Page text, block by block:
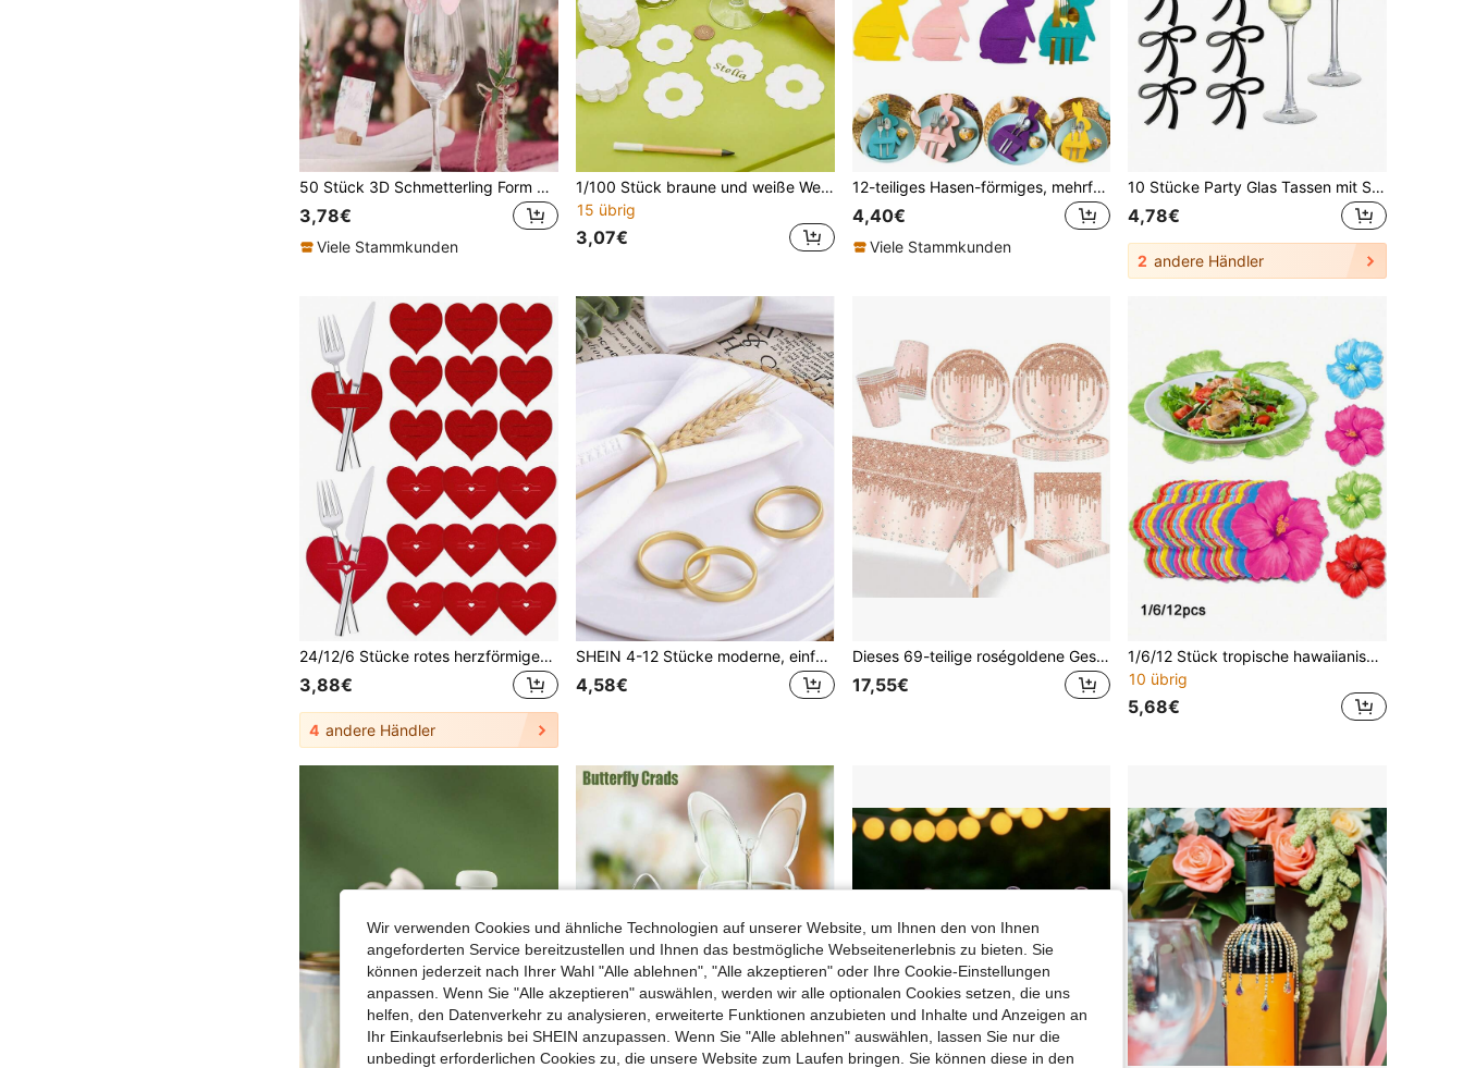
50 Stück 3D Schmetterling Form Platzkarten, Weinglas Form Platzkarten, Cut Out Schmetterling Hochzeit Sitzplatzkarten, perfekt für Hochzeiten, Abschlüsse, Geburtstage, Jahrestage - können als Wandaufkleber verwendet werden, um die Atmosphäre zu verbessern, Weihnachtsdekoration
3,78€
Viele Stammkunden
1/100 Stück braune und weiße Weinglas-Etiketten in Blumenform, Getränkemarker, geeignet für Geburtstagsfeier-Dekoration, Weinglas-Etiketten, Hochzeit, Feiertags-Tischdekoration
15 übrig
3,07€
12-teiliges Hasen-förmiges, mehrfarbiges Filz-Geschirr-Set, Osterhasen Geschirr Halter Tasche Platzset, Geschirr Halter, Ei Tisch Dekoration Zubehör, Tisch Dekoration Besteck Tasche Geschirr Tasche Feiertags Dekoration
4,40€
Viele Stammkunden
10 Stücke Party Glas Tassen mit Schleifen Dekor, schwarze Schleifen Getränke Etiketten, Acryl Schleifen Getränke Etiketten, schwarz & rosa Schleifen Getränke Etiketten, Schleifen Weinglas Anhänger, geeignet für Feiertage & Hochzeit Dekoration, Geschenkdekoration, Geburtstags- & Abschlussfeier Dekoration, Junggesellinnenabschied, Hochzeitsfeier Dekorationen
4,78€
2 andere Händler
24/12/6 Stücke rotes herzförmiges Messer- und Gabelset, rote herzförmige Besteckunterlage, romantische Kerzenlicht-Dinner Tischdekorationen, Jahrestags-Dinner Tischdekorationen, Hochzeits-Atmosphäre Tischdekorationen, Hochzeitsartikel, geeignet für Valentinstag, Jahrestag, Hochzeit, Zuhause, Feiertagsparty, Tischdekorationen
3,88€
4 andere Händler
SHEIN 4-12 Stücke moderne, einfache Serviettenringe aus Zinklegierung mit rundem Heiligenschein, für Geburtstag, Hochzeit, Thanksgiving, Weihnachten, Ostern, Bankette, Büfett Tisch elegante Dekoration
4,58€
Dieses 69-teilige roségoldene Geschirrset umfasst Teller, Tischdecken, Tassen und Servietten und eignet sich perfekt für Geburtstagsfeiern, Hochzeiten, Jubiläen, Feiertagsfeste, Partyzubehör und Tischdekorationen für Geburtstage.
17,55€
1/6/12 Stück tropische hawaiianische Hibiskus Muster Einweg-Tischsets - bunte Tischsets geeignet für Geburtstag, Junggesellinnenabschied und andere Anlässe, zufällige Farben, rechteckig, Feiertags-Party Dekoration, Bridal-Shower Bankett Dekoration
10 übrig
5,68€
Wir verwenden Cookies und ähnliche Technologien auf unserer Website, um Ihnen den von Ihnen
angeforderten Service bereitzustellen und Ihnen das bestmögliche Webseitenerlebnis zu bieten. Sie
können jederzeit nach Ihrer Wahl "Alle ablehnen", "Alle akzeptieren" oder Ihre Cookie-Einstellungen
anpassen. Wenn Sie "Alle akzeptieren" auswählen, werden wir alle optionalen Cookies setzen, die uns
helfen, den Datenverkehr zu analysieren, erweiterte Funktionen anzubieten und Inhalte und Anzeigen an
Ihr Einkaufserlebnis bei SHEIN anzupassen. Wenn Sie "Alle ablehnen" auswählen, lassen Sie nur die
unbedingt erforderlichen Cookies zu, die unsere Website zum Laufen bringen. Sie können diese in den